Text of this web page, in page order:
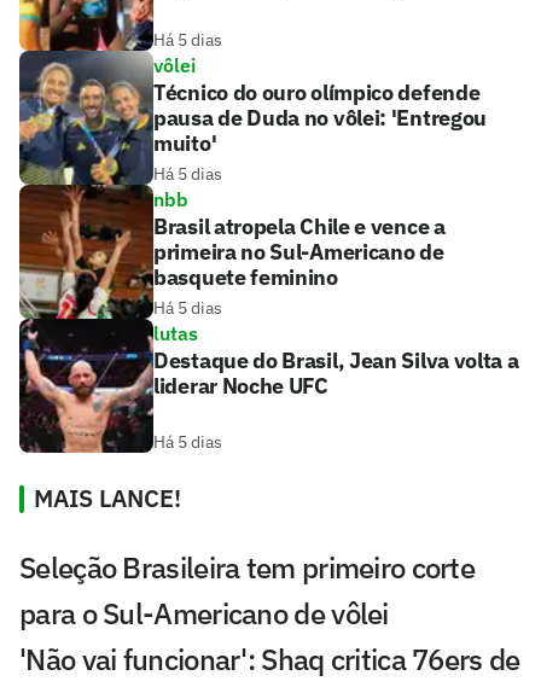
Há 5 dias
vôlei
Técnico do ouro olímpico defende
pausa de Duda no vôlei: 'Entregou
muito'
Há 5 dias
nbb
Brasil atropela Chile e vence a
primeira no Sul-Americano de
basquete feminino
Há 5 dias
lutas
Destaque do Brasil, Jean Silva volta a
liderar Noche UFC
Há 5 dias
MAIS LANCE!
Seleção Brasileira tem primeiro corte
para o Sul-Americano de vôlei
'Não vai funcionar': Shaq critica 76ers de